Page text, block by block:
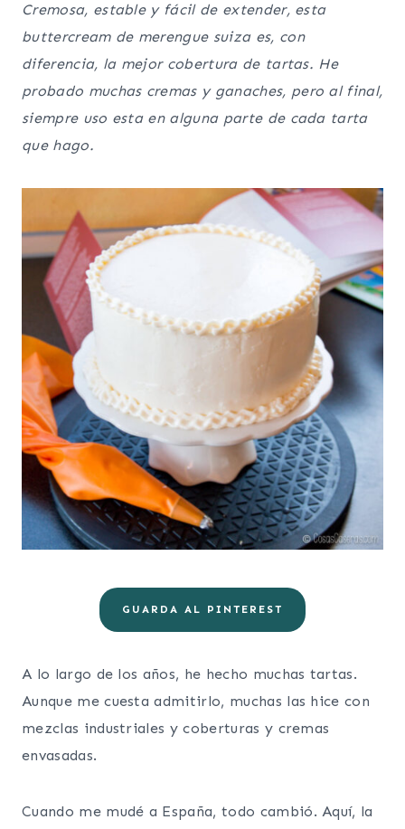
Cremosa, estable y fácil de extender, esta
buttercream de merengue suiza es, con
diferencia, la mejor cobertura de tartas. He
probado muchas cremas y ganaches, pero al final,
siempre uso esta en alguna parte de cada tarta
que hago.
GUARDA AL PINTEREST
A lo largo de los años, he hecho muchas tartas.
Aunque me cuesta admitirlo, muchas las hice con
mezclas industriales y coberturas y cremas
envasadas.
Cuando me mudé a España, todo cambió. Aquí, la